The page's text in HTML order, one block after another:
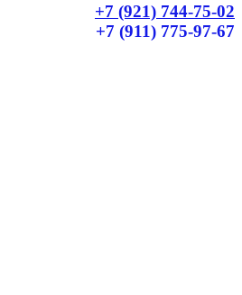
+7 (921) 744-75-02
+7 (911) 775-97-67